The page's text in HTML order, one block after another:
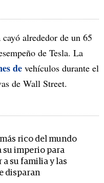
alrededor de un 65
de Tesla. La
de vehículos durante el
de Wall Street.
rico del mundo
su imperio para
a su familia y las
disparan